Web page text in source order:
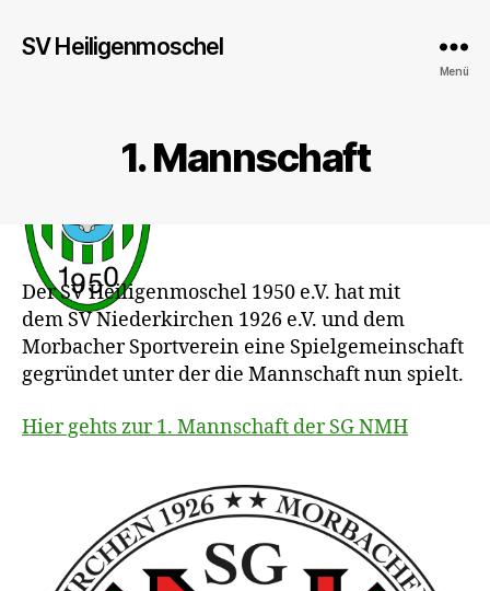
SV Heiligenmoschel
Menü
1. Mannschaft
Der SV Heiligenmoschel 1950 e.V. hat mit
dem SV Niederkirchen 1926 e.V. und dem
Morbacher Sportverein eine Spielgemeinschaft
gegründet unter der die Mannschaft nun spielt.
Hier gehts zur 1. Mannschaft der SG NMH